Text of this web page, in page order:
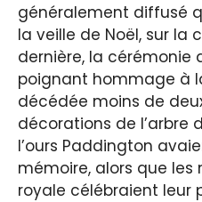
généralement diffusé
la veille de Noël, sur la
dernière, la cérémonie
poignant hommage à
décédée moins de
décorations de l’arbre
l’ours Paddington
mémoire, alors que
royale célébraient leur